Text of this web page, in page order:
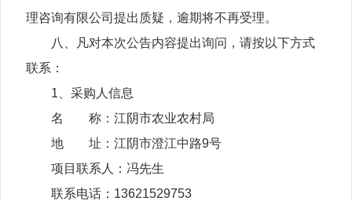
理咨询有限公司提出质疑，逾期将不再受理。
八、凡对本次公告内容提出询问，请按以下方式
联系：
1、采购人信息
名 称：江阴市农业农村局
地 址：江阴市澄江中路9号
项目联系人：冯先生
联系电话：13621529753